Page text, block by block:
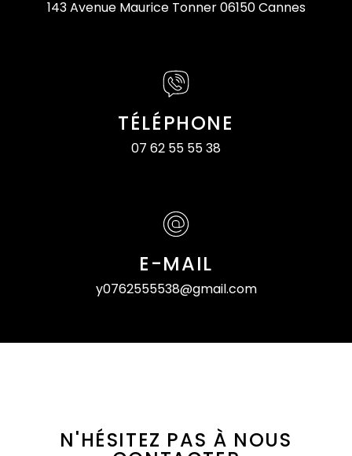
143 Avenue Maurice Tonner06150 Cannes
TÉLÉPHONE
07 62 55 55 38
E-MAIL
y0762555538@gmail.com
N'HÉSITEZ PAS À NOUS